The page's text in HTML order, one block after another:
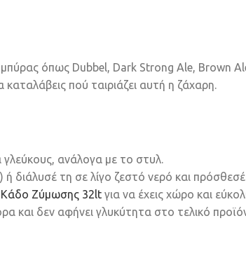
όπως Dubbel, Dark Strong Ale, Brown
καταλάβεις πού ταιριάζει αυτή η ζάχαρη.
ανάλογα με το στυλ.
διάλυσέ τη σε λίγο ζεστό νερό και
Κάδο Ζύμωσης 32lt για να έχεις χώρο και
και δεν αφήνει γλυκύτητα στο τελικό